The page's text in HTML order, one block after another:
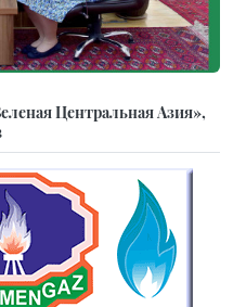
Центральная Азия»,